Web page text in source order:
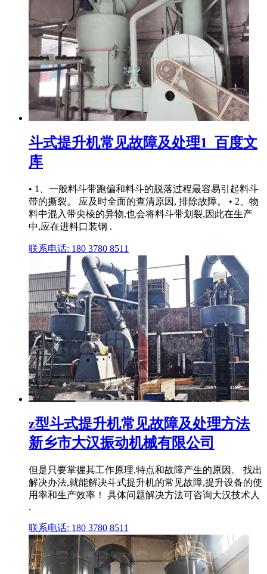
斗式提升机常见故障及处理1_百度文
库
• 1、一般料斗带跑偏和料斗的脱落过程最容易引起料斗
带的撕裂。 应及时全面的查清原因, 排除故障。 • 2、物
料中混入带尖棱的异物,也会将料斗带划裂,因此在生产
中,应在进料口装钢 .
联系电话: 180 3780 8511
z型斗式提升机常见故障及处理方法
新乡市大汉振动机械有限公司
但是只要掌握其工作原理,特点和故障产生的原因。 找出
解决办法,就能解决斗式提升机的常见故障,提升设备的使
用率和生产效率！ 具体问题解决方法可咨询大汉技术人
.
联系电话: 180 3780 8511